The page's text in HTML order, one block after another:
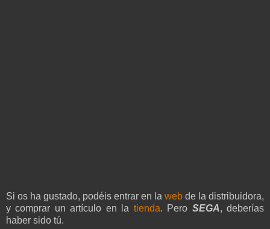
Si os ha gustado, podéis entrar en la web de la distribuidora,
y comprar un artículo en la tienda. Pero SEGA, deberías
haber sido tú.